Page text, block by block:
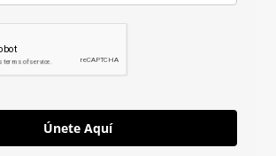
Únete Aquí